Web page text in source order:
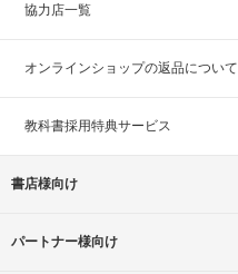
協力店一覧
オンラインショップの返品について
教科書採用特典サービス
書店様向け
パートナー様向け